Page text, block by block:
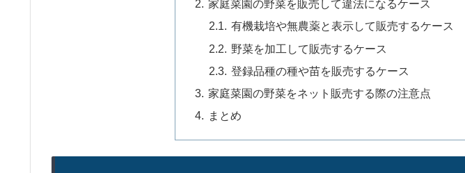
家庭菜園の野菜を販売して違法になるケース
有機栽培や無農薬と表示して販売するケース
野菜を加工して販売するケース
登録品種の種や苗を販売するケース
家庭菜園の野菜をネット販売する際の注意点
まとめ